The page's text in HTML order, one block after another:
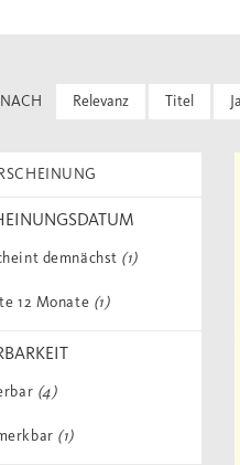
Relevanz Titel
demnächst (1)
12 Monate (1)
(4)
(1)